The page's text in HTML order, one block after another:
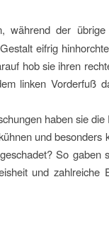
während der
eifrig
hob sie ihren
linken Vorderfuß
haben sie
und besonders
So gaben
und zahlreiche